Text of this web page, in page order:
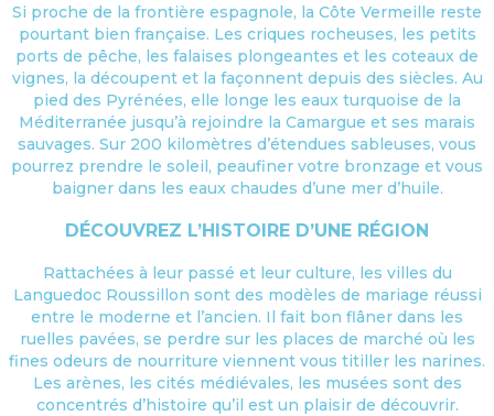
Si proche de la frontière espagnole, la Côte Vermeille reste
pourtant bien française. Les criques rocheuses, les petits
ports de pêche, les falaises plongeantes et les coteaux de
vignes, la découpent et la façonnent depuis des siècles. Au
pied des Pyrénées, elle longe les eaux turquoise de la
Méditerranée jusqu’à rejoindre la Camargue et ses marais
sauvages. Sur 200 kilomètres d’étendues sableuses, vous
pourrez prendre le soleil, peaufiner votre bronzage et vous
baigner dans les eaux chaudes d’une mer d’huile.
DÉCOUVREZ L’HISTOIRE D’UNE RÉGION
Rattachées à leur passé et leur culture, les villes du
Languedoc Roussillon sont des modèles de mariage réussi
entre le moderne et l’ancien. Il fait bon flâner dans les
ruelles pavées, se perdre sur les places de marché où les
fines odeurs de nourriture viennent vous titiller les narines.
Les arènes, les cités médiévales, les musées sont des
concentrés d’histoire qu’il est un plaisir de découvrir.